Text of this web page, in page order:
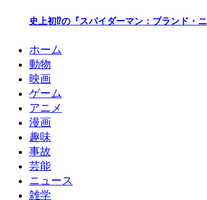
史上初⁉の『スパイダーマン：ブランド・
ホーム
動物
映画
ゲーム
アニメ
漫画
趣味
事故
芸能
ニュース
雑学